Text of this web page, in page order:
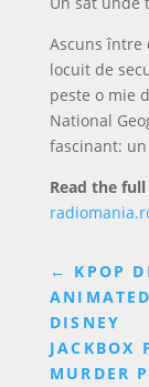
Ascuns între
locuit de
peste o mie
National
fascinant:
Read the
← KPOP
DISNEY
JACKBOX
MURDER